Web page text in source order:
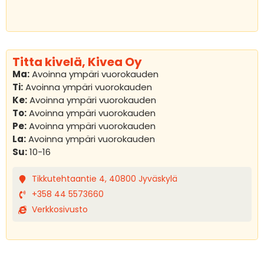
Titta kivelä, Kivea Oy
Ma:Avoinna ympäri vuorokauden
Ti:Avoinna ympäri vuorokauden
Ke:Avoinna ympäri vuorokauden
To:Avoinna ympäri vuorokauden
Pe:Avoinna ympäri vuorokauden
La:Avoinna ympäri vuorokauden
Su:10-16
Tikkutehtaantie 4, 40800 Jyväskylä
+358 44 5573660
Verkkosivusto